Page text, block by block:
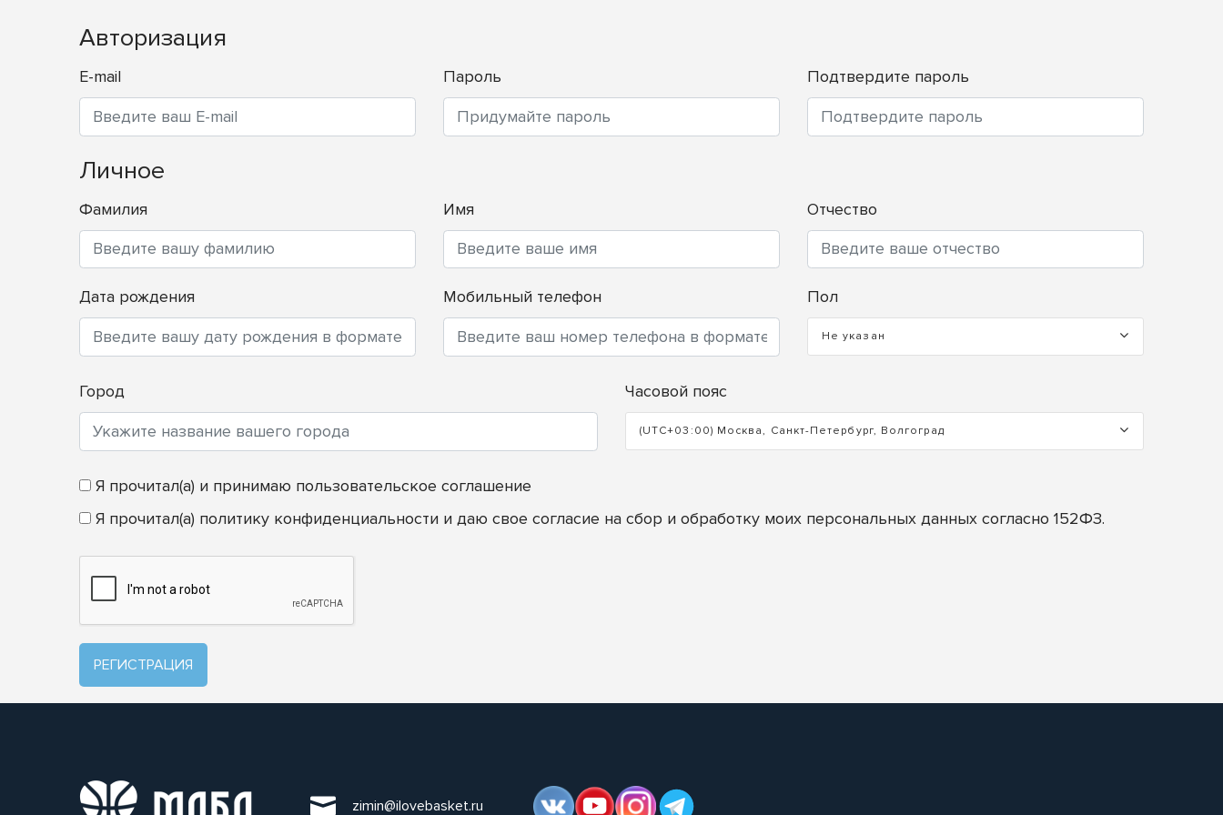
Авторизация
E-mail Пароль Подтвердите пароль
Личное
Фамилия Имя Отчество
Дата рождения Мобильный телефон Пол
Не указан
Город Часовой пояс
(UTC+03:00) Москва, Санкт-Петербург, Волгоград
Я прочитал(а) и принимаю пользовательское соглашение
Я прочитал(а) политику конфиденциальности и даю свое согласие на сбор и обработку моих персональных данных согласно 152ФЗ.
РЕГИСТРАЦИЯ
zimin@ilovebasket.ru